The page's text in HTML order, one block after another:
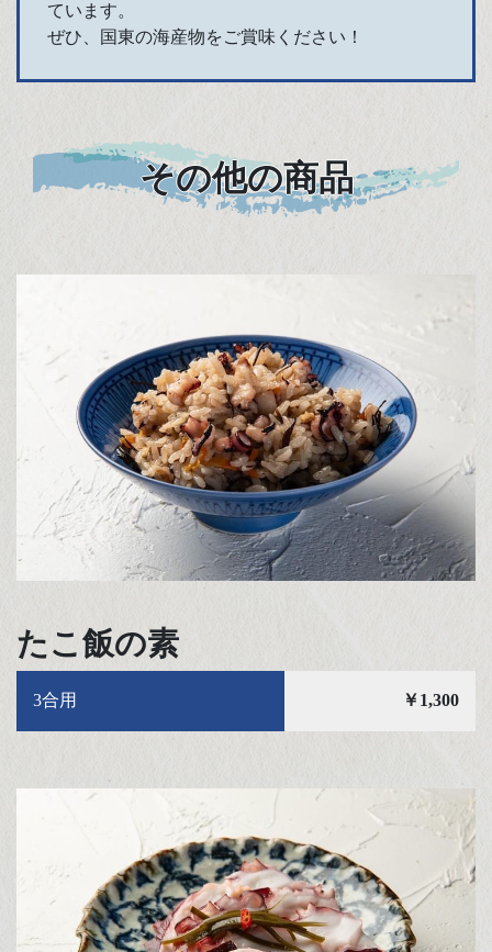
ています。
ぜひ、国東の海産物をご賞味ください！
その他の商品
たこ飯の素
3合用 ￥1,300